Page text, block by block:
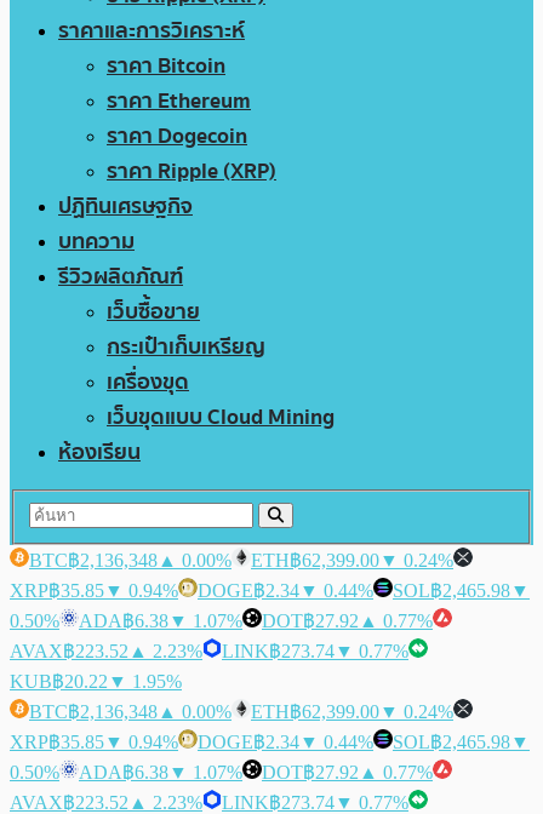
ราคาและการวิเคราะห์
ราคา Bitcoin
ราคา Ethereum
ราคา Dogecoin
ราคา Ripple (XRP)
ปฏิทินเศรษฐกิจ
บทความ
รีวิวผลิตภัณฑ์
เว็บซื้อขาย
กระเป๋าเก็บเหรียญ
เครื่องขุด
เว็บขุดแบบ Cloud Mining
ห้องเรียน
BTC฿2,136,348 ▲ 0.00% ETH฿62,399.00▼ 0.24%
XRP฿35.85▼ 0.94% DOGE฿2.34▼ 0.44% SOL฿2,465.98▼
0.50%
ADA฿6.38▼ 1.07% DOT฿27.92 ▲ 0.77%
AVAX฿223.52 ▲ 2.23% LINK฿273.74▼ 0.77%
KUB฿20.22 ▼ 1.95%
BTC฿2,136,348 ▲ 0.00% ETH฿62,399.00▼ 0.24%
XRP฿35.85▼ 0.94% DOGE฿2.34▼ 0.44% SOL฿2,465.98▼
0.50%
ADA฿6.38▼ 1.07% DOT฿27.92 ▲ 0.77%
AVAX฿223.52 ▲ 2.23% LINK฿273.74▼ 0.77%